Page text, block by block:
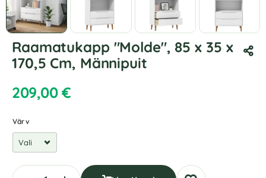
Raamatukapp "Molde", 85 x 35 x
170,5 Cm, Männipuit
209,00€
Värv